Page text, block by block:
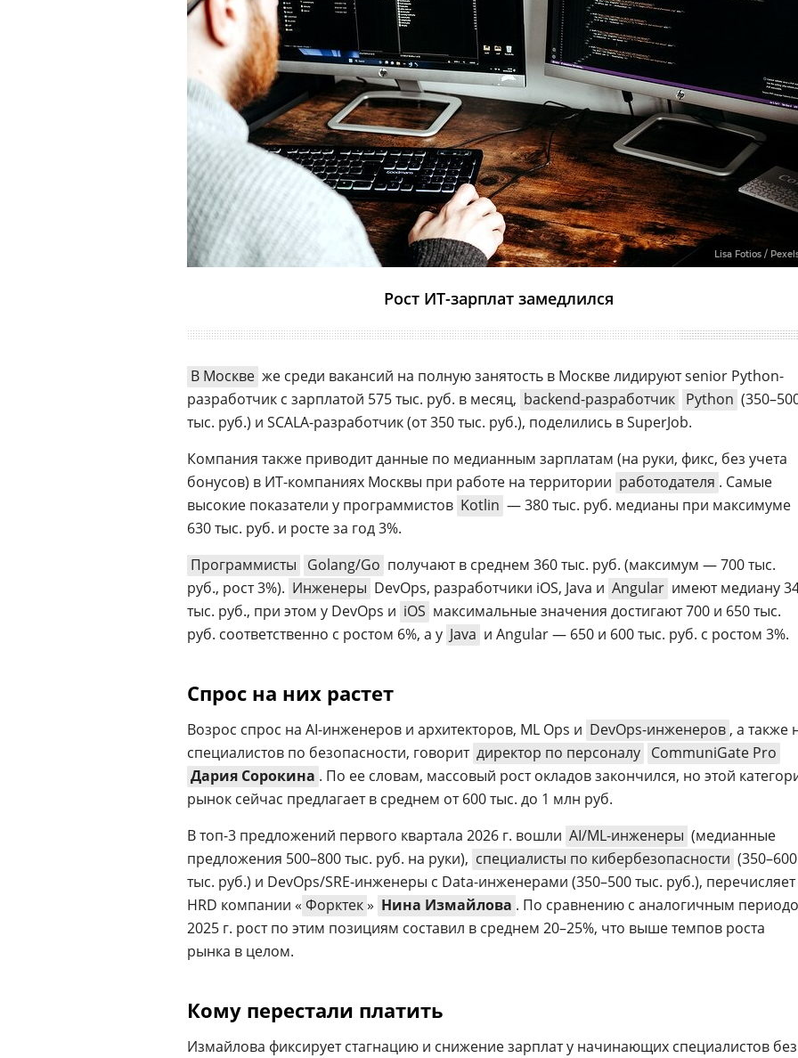
Lisa Fotios /
Рост ИТ-зарплат замедлился
В Москве же среди вакансий на полную занятость в Москве лидируют senior Python-
разработчик с зарплатой 575 тыс. руб. в месяц, backend-разработчик Python
тыс. руб.) и SCALA-разработчик (от 350 тыс. руб.), поделились в SuperJob.
Компания также приводит данные по медианным зарплатам (на руки, фикс, без учета
бонусов) в ИТ-компаниях Москвы при работе на территории работодателя . Самые
высокие показатели у программистов Kotlin — 380 тыс. руб. медианы при максимуме
630 тыс. руб. и росте за год 3%.
Программисты
Golang/Go получают в среднем 360 тыс. руб. (максимум — 700 тыс.
руб., рост 3%). Инженеры DevOps, разработчики iOS, Java и Angular имеют медиану
тыс. руб., при этом у DevOps и iOS максимальные значения достигают 700 и 650 тыс.
руб. соответственно с ростом 6%, а у Java и Angular — 650 и 600 тыс. руб. с ростом 3%.
Спрос на них растет
Возрос спрос на AI-инженеров и архитекторов, ML Ops и DevOps-инженеров , а также
специалистов по безопасности, говорит директор по персоналу CommuniGate Pro
Дария Сорокина . По ее словам, массовый рост окладов закончился, но этой
рынок сейчас предлагает в среднем от 600 тыс. до 1 млн руб.
В топ-3 предложений первого квартала 2026 г. вошли AI/ML-инженеры (медианные
предложения 500–800 тыс. руб. на руки), специалисты по кибербезопасности (350–600
тыс. руб.) и DevOps/SRE-инженеры с Data-инженерами (350–500 тыс. руб.), перечисляет
HRD компании « Форктек» Нина Измайлова . По сравнению с аналогичным
2025 г. рост по этим позициям составил в среднем 20–25%, что выше темпов роста
рынка в целом.
Кому перестали платить
Измайлова фиксирует стагнацию и снижение зарплат у начинающих специалистов без